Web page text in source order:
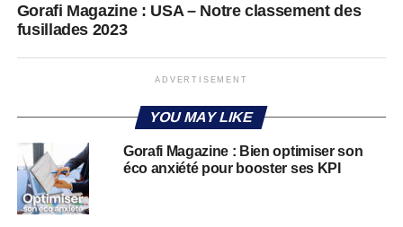
Gorafi Magazine : USA – Notre classement des
fusillades 2023
ADVERTISEMENT
YOU MAY LIKE
Gorafi Magazine : Bien optimiser son
éco anxiété pour booster ses KPI